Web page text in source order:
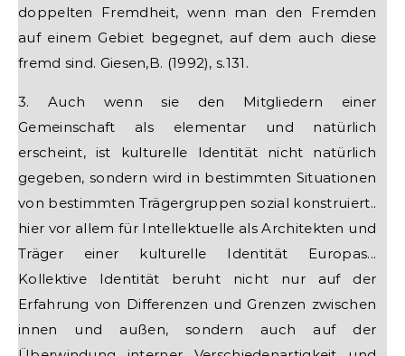
doppelten Fremdheit, wenn man den Fremden
auf einem Gebiet begegnet, auf dem auch diese
fremd sind. Giesen,B. (1992), s.131.
3. Auch wenn sie den Mitgliedern einer
Gemeinschaft als elementar und natürlich
erscheint, ist kulturelle Identität nicht natürlich
gegeben, sondern wird in bestimmten Situationen
von bestimmten Trägergruppen sozial konstruiert..
hier vor allem für Intellektuelle als Architekten und
Träger einer kulturelle Identität Europas...
Kollektive Identität beruht nicht nur auf der
Erfahrung von Differenzen und Grenzen zwischen
innen und außen, sondern auch auf der